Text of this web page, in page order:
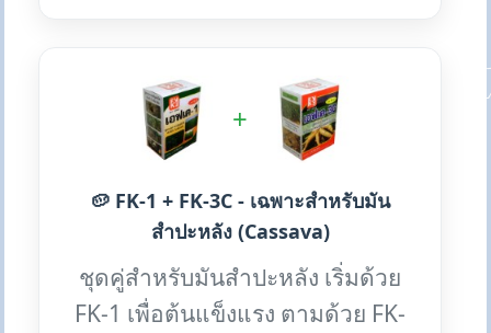
+
🥔 FK-1 + FK-3C - เฉพาะสำหรับมัน
สำปะหลัง (Cassava)
ชุดคู่สำหรับมันสำปะหลัง เริ่มด้วย
FK-1 เพื่อต้นแข็งแรง ตามด้วย FK-